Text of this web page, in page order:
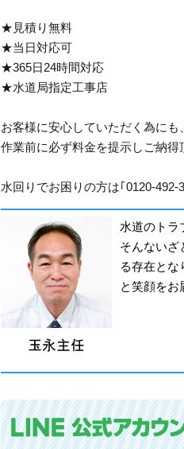
★見積り無料
★当日対応可
★365日24時間対応
★水道局指定工事店
お客様に安心していただく為にも、
作業前に必ず料金を提示しご納得
水回りでお困りの方は｢0120-
水道のトラ
そんないざ
る存在とな
と笑顔をお